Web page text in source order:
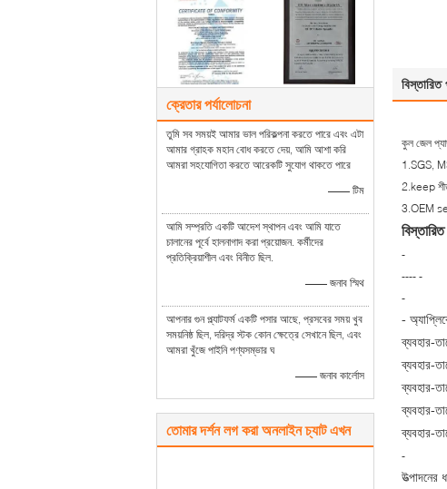
ক্রেতার পর্যালোচনা
তুমি সব সময়ই আমার ভাল পরিকল্পনা করতে পারে এবং এটা
আমার গ্রাহক মহান বোধ করতে দেয়, আমি আশা করি
আমরা সহযোগিতা করতে আরেকটি সুযোগ থাকতে পারে
—— টিম
আমি সম্প্রতি একটি আদেশ স্থাপন এবং আমি যাতে
চালানের পূর্বে হালনাগাদ করা প্রয়োজন. কর্মীদের
প্রতিক্রিয়াশীল এবং বিনীত ছিল.
—— জনাব স্মিথ
আপনার গুন প্ল্যাটফর্ম একটি পসার আছে, প্রসবের সময় খুব
সময়নিষ্ঠ ছিল, দরিদ্র স্টক কোন ক্ষেত্রে সেখানে ছিল, এবং
আমরা খুঁজে পাইনি পণ্যসম্ভার ঘ
—— জনাব কার্লোস
তোমার দর্শন লগ করা অনলাইন চ্যাট এখন
বিস্তারিত
কুল জেল
1.SGS,
2.keep
3.OEM
-
---- -
-
-
ব্যবহার-
ব্যবহার-
ব্যবহার-
ব্যবহার-
-
উত্পাদনের